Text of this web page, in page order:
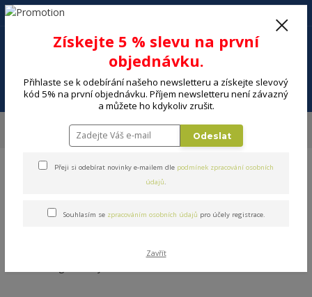
Menu
+420 602 494 600
plastové, skleněné a uzavíratelné
Dávkovací dózy, zásobníky
Získejte 5 % slevu na první
objednávku.
Přihlaste se k odebírání našeho newsletteru a získejte slevový
kód 5% na první objednávku. Příjem newsletteru není závazný
a můžete ho kdykoliv zrušit.
Odeslat
Přeji si odebírat novinky e-mailem dle podmínek zpracování osobních
údajů.
Souhlasím se zpracováním osobních údajů pro účely registrace.
Zavřít